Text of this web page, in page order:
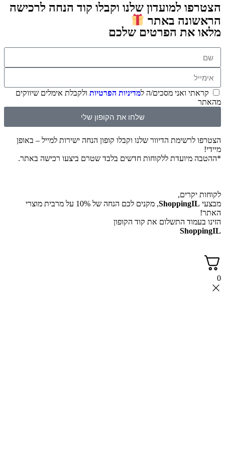
הצטרפו למועדון שלנו וקבלו קוד הנחה לרכישה
הראשונה באתר
מלאו את הפרטים שלכם
קראתי ואני מסכים/ה למדיניות הפרטיות ולקבלת אימלים שיווקים
מהאתר
שלחו את הקופון שלי
הצטרפו לרשימת הדיוור שלנו וקבלו קופון הנחה ישירות למייל – באופן
מיידי!
*ההטבה מיועדת ללקוחות חדשים בלבד שטרם ביצעו רכישה באתר.
לקוחות יקרים,
מבצעי ShoppingIL
, מקנים לכם הנחה של 10% על מרבית מוצרי
האתר!
הזינו בעמוד התשלום את קוד הקופון
ShoppingIL
0